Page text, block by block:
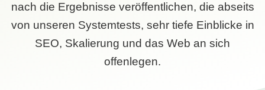
nach die Ergebnisse veröffentlichen, die abseits
von unseren Systemtests, sehr tiefe Einblicke in
SEO, Skalierung und das Web an sich
offenlegen.